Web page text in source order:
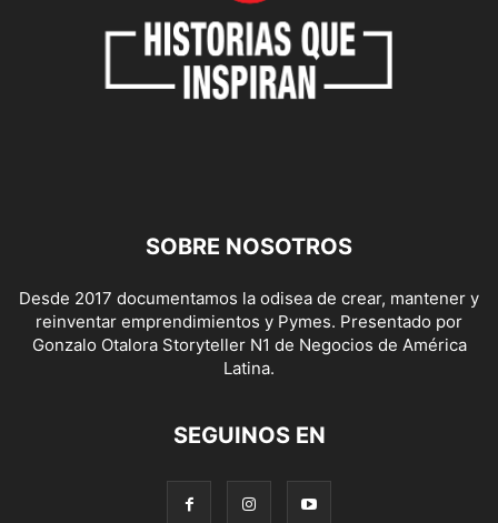
SOBRE NOSOTROS
Desde 2017 documentamos la odisea de crear, mantener y
reinventar emprendimientos y Pymes. Presentado por
Gonzalo Otalora Storyteller N1 de Negocios de América
Latina.
SEGUINOS EN